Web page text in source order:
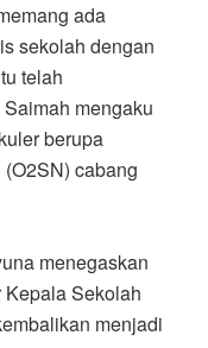
ada
sekolah dengan
telah
mengaku
berupa
cabang
menegaskan
Sekolah
menjadi